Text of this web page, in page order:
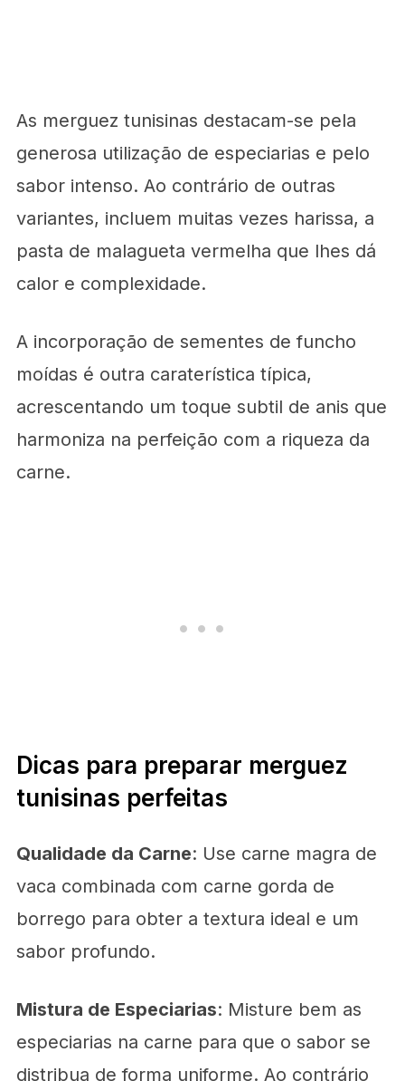
As merguez tunisinas destacam-se pela
generosa utilização de especiarias e pelo
sabor intenso. Ao contrário de outras
variantes, incluem muitas vezes harissa, a
pasta de malagueta vermelha que lhes dá
calor e complexidade.
A incorporação de sementes de funcho
moídas é outra caraterística típica,
acrescentando um toque subtil de anis que
harmoniza na perfeição com a riqueza da
carne.
Dicas para preparar merguez
tunisinas perfeitas
Qualidade da Carne: Use carne magra de
vaca combinada com carne gorda de
borrego para obter a textura ideal e um
sabor profundo.
Mistura de Especiarias: Misture bem as
especiarias na carne para que o sabor se
distribua de forma uniforme. Ao contrário